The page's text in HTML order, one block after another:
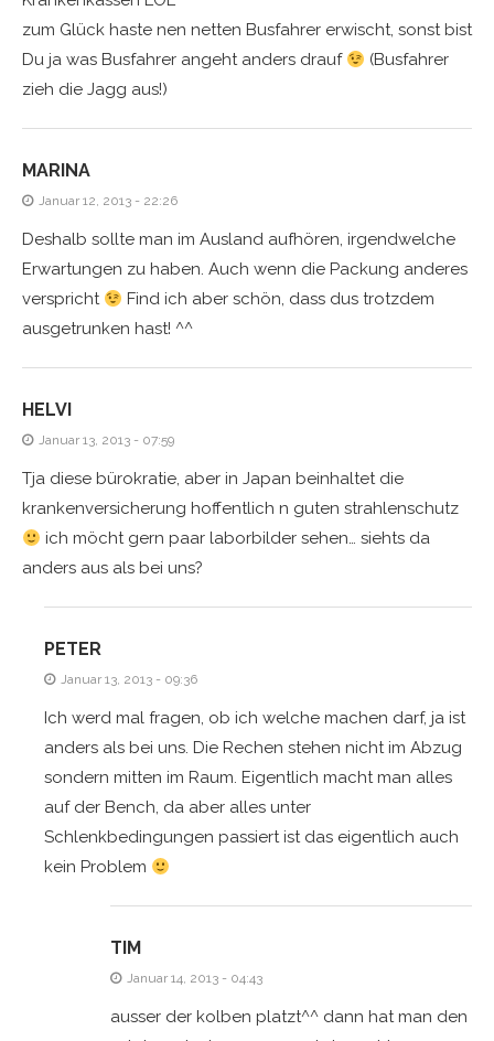
zum Glück haste nen netten Busfahrer erwischt, sonst bist
Du ja was Busfahrer angeht anders drauf
(Busfahrer
zieh die Jagg aus!)
MARINA
Januar 12, 2013 - 22:26
Deshalb sollte man im Ausland aufhören, irgendwelche
Erwartungen zu haben. Auch wenn die Packung anderes
verspricht
Find ich aber schön, dass dus trotzdem
ausgetrunken hast! ^^
HELVI
Januar 13, 2013 - 07:59
Tja diese bürokratie, aber in Japan beinhaltet die
krankenversicherung hoffentlich n guten strahlenschutz
ich möcht gern paar laborbilder sehen… siehts da
anders aus als bei uns?
PETER
Januar 13, 2013 - 09:36
Ich werd mal fragen, ob ich welche machen darf, ja ist
anders als bei uns. Die Rechen stehen nicht im Abzug
sondern mitten im Raum. Eigentlich macht man alles
auf der Bench, da aber alles unter
Schlenkbedingungen passiert ist das eigentlich auch
kein Problem
TIM
Januar 14, 2013 - 04:43
ausser der kolben platzt^^ dann hat man den